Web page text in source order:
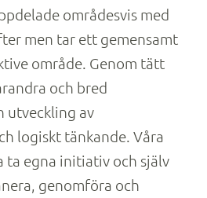
områdesvis med
men tar ett gemensamt
område. Genom tätt
och bred
utveckling av
logiskt tänkande. Våra
ta egna initiativ och själv
genomföra och